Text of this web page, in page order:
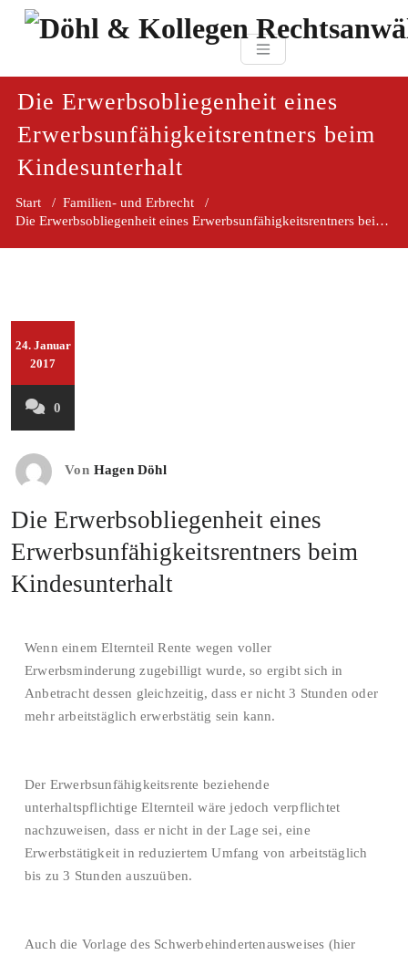
Zum
Döhl & Kollegen
Die Erwerbsobliegenheit eines
Erwerbsunfähigkeitsrentners beim
Kindesunterhalt
Start / Familien- und Erbrecht /
Die Erwerbsobliegenheit eines Erwerbsunfähigkeitsrentners beim Kindesunterhalt
24. Januar
2017
0
Von Hagen Döhl
Die Erwerbsobliegenheit eines
Erwerbsunfähigkeitsrentners beim
Kindesunterhalt
Wenn einem Elternteil Rente wegen voller
Erwerbsminderung zugebilligt wurde, so ergibt sich in
Anbetracht dessen gleichzeitig, dass er nicht 3 Stunden oder
mehr arbeitstäglich erwerbstätig sein kann.
Der Erwerbsunfähigkeitsrente beziehende
unterhaltspflichtige Elternteil wäre jedoch verpflichtet
nachzuweisen, dass er nicht in der Lage sei, eine
Erwerbstätigkeit in reduziertem Umfang von arbeitstäglich
bis zu 3 Stunden auszuüben.
Auch die Vorlage des Schwerbehindertenausweises (hier